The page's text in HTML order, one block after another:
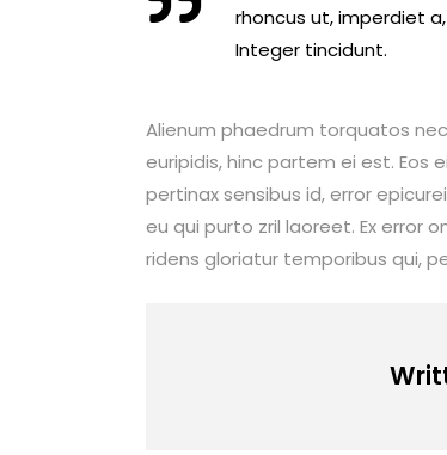
rhoncus ut, imperdiet
Integer tincidunt.
Alienum phaedrum torquatos
euripidis, hinc partem ei est. Eos
pertinax sensibus id, error
eu qui purto zril laoreet. Ex error
ridens gloriatur temporibus qui,